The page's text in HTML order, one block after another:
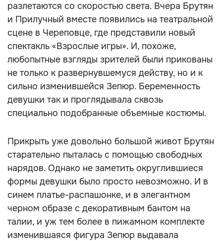
разлетаются со скоростью света. Вчера Брутян
и Прилучный вместе появились на театральной
сцене в Череповце, где представили новый
спектакль «Взрослые игры». И, похоже,
любопытные взгляды зрителей были прикованы
не только к развернувшемуся действу, но и к
сильно изменившейся Зепюр. Беременность
девушки так и проглядывала сквозь
специально подобранные объемные костюмы.
Прикрыть уже довольно большой живот Брутян
старательно пыталась с помощью свободных
нарядов. Однако не заметить округлившиеся
формы девушки было просто невозможно. И в
синем платье-распашонке, и в элегантном
черном образе с декоративным бантом на
талии, и уж тем более в пижамном комплекте
изменившаяся фигура Зепюр выдавала